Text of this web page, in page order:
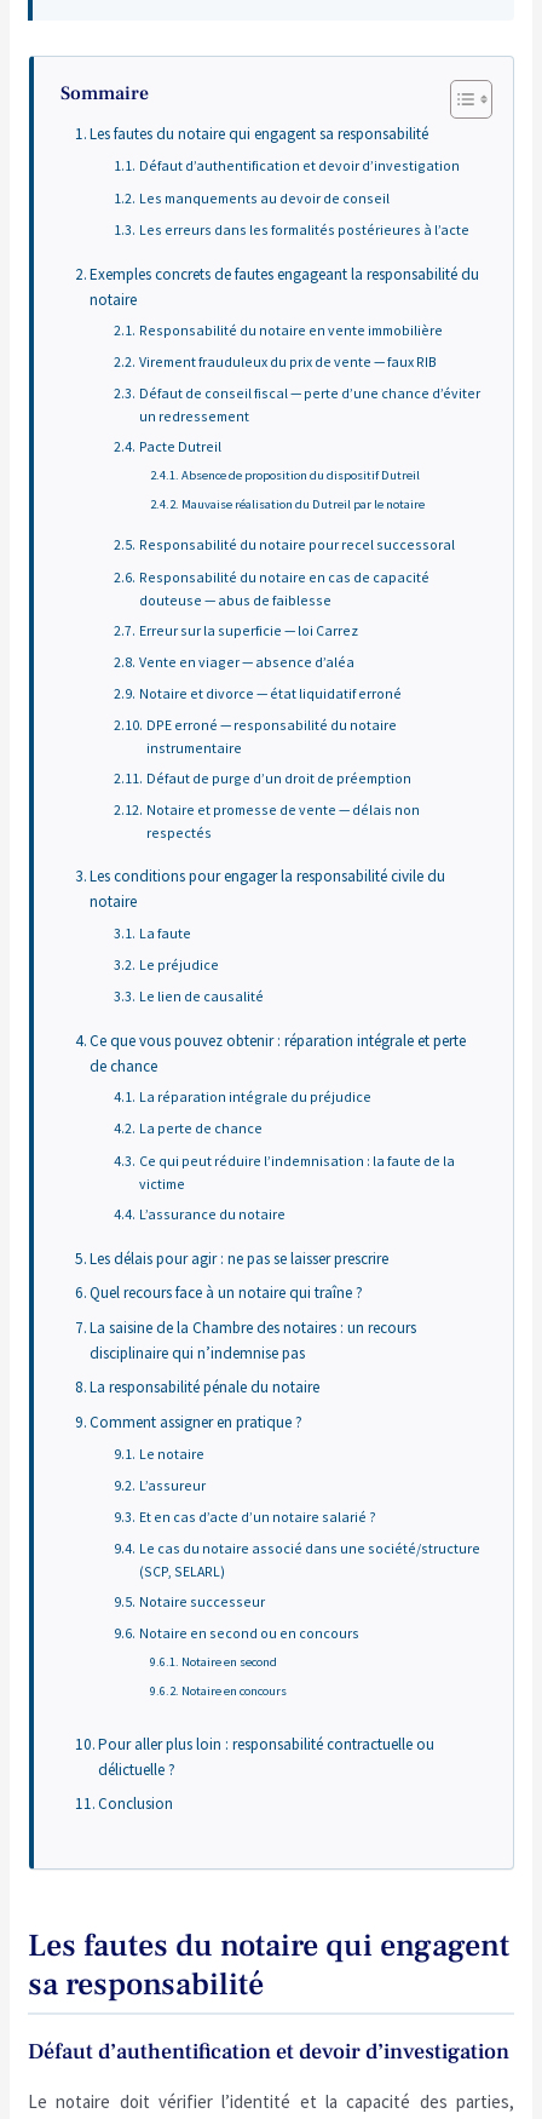
Sommaire
Les fautes du notaire qui engagent sa responsabilité
Défaut d’authentification et devoir d’investigation
Les manquements au devoir de conseil
Les erreurs dans les formalités postérieures à l’acte
Exemples concrets de fautes engageant la responsabilité du
notaire
Responsabilité du notaire en vente immobilière
Virement frauduleux du prix de vente — faux RIB
Défaut de conseil fiscal — perte d’une chance d’éviter
un redressement
Pacte Dutreil
Absence de proposition du dispositif Dutreil
Mauvaise réalisation du Dutreil par le notaire
Responsabilité du notaire pour recel successoral
Responsabilité du notaire en cas de capacité
douteuse — abus de faiblesse
Erreur sur la superficie — loi Carrez
Vente en viager — absence d’aléa
Notaire et divorce — état liquidatif erroné
DPE erroné — responsabilité du notaire
instrumentaire
Défaut de purge d’un droit de préemption
Notaire et promesse de vente — délais non
respectés
Les conditions pour engager la responsabilité civile du
notaire
La faute
Le préjudice
Le lien de causalité
Ce que vous pouvez obtenir : réparation intégrale et perte
de chance
La réparation intégrale du préjudice
La perte de chance
Ce qui peut réduire l’indemnisation : la faute de la
victime
L’assurance du notaire
Les délais pour agir : ne pas se laisser prescrire
Quel recours face à un notaire qui traîne ?
La saisine de la Chambre des notaires : un recours
disciplinaire qui n’indemnise pas
La responsabilité pénale du notaire
Comment assigner en pratique ?
Le notaire
L’assureur
Et en cas d’acte d’un notaire salarié ?
Le cas du notaire associé dans une société/structure
(SCP, SELARL)
Notaire successeur
Notaire en second ou en concours
Notaire en second
Notaire en concours
Pour aller plus loin : responsabilité contractuelle ou
délictuelle ?
Conclusion
Les fautes du notaire qui engagent
sa responsabilité
Défaut d’authentification et devoir d’investigation
Le notaire doit vérifier l’identité et la capacité des parties,